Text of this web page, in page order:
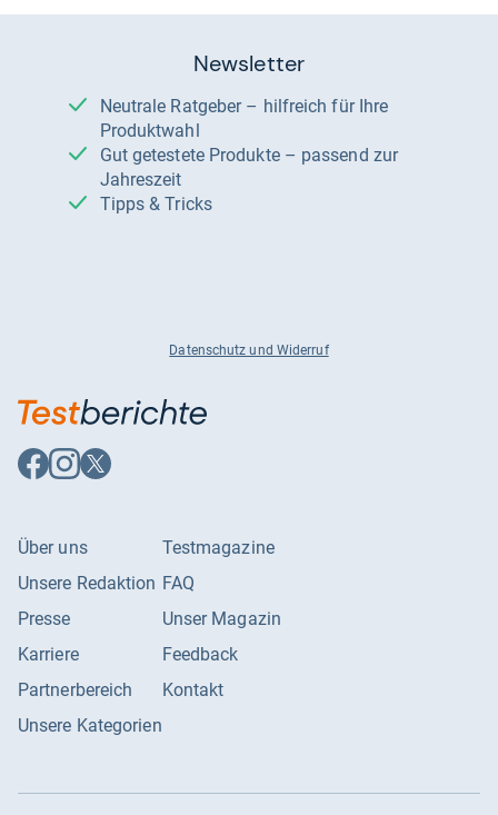
Newsletter
Neutrale Ratgeber – hilfreich für Ihre
Produktwahl
Gut getestete Produkte – passend zur
Jahreszeit
Tipps & Tricks
Datenschutz und Widerruf
Auf
Facebook
Auf
Instagram
Auf
X
Über uns
Unsere Redaktion
Presse
Karriere
Partnerbereich
Unsere Kategorien
Testmagazine
FAQ
Unser Magazin
Feedback
Kontakt